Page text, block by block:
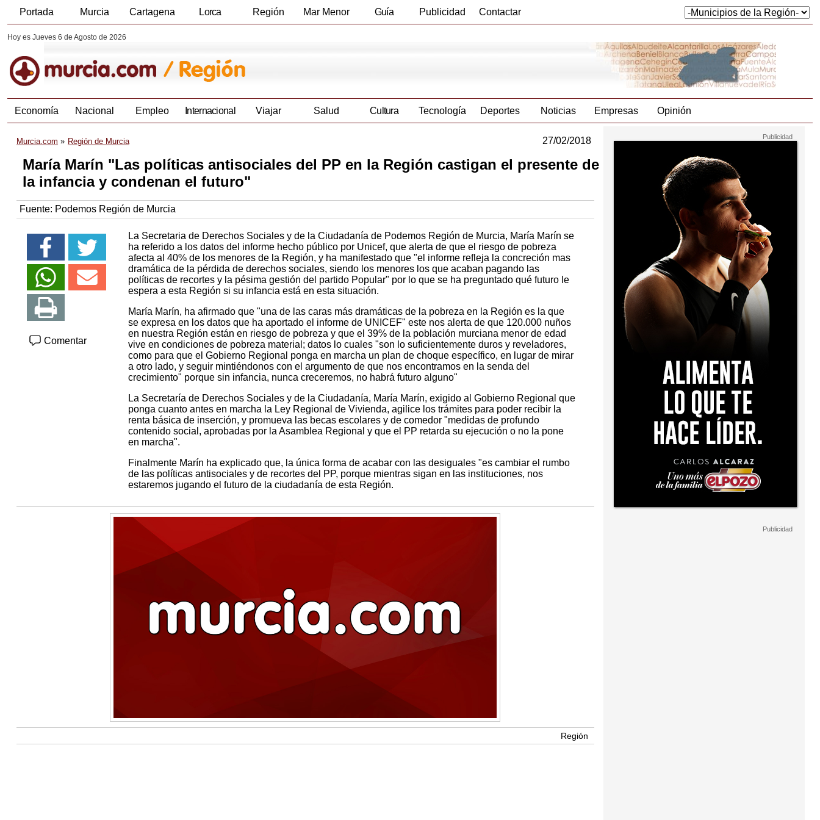
Portada Murcia Cartagena Lorca Región Mar Menor Guía Publicidad Contactar
Hoy es Jueves 6 de Agosto de 2026
Economía Nacional Empleo Internacional Viajar Salud Cultura Tecnología Deportes Noticias Empresas Opinión
Murcia.com Región de Murcia 27/02/2018
María Marín "Las políticas antisociales del PP en la Región castigan el presente de
la infancia y condenan el futuro"
Fuente: Podemos Región de Murcia
Comentar
La Secretaria de Derechos Sociales y de la Ciudadanía de Podemos Región de Murcia, María Marín se
ha referido a los datos del informe hecho público por Unicef, que alerta de que el riesgo de pobreza
afecta al 40% de los menores de la Región, y ha manifestado que "el informe refleja la concreción mas
dramática de la pérdida de derechos sociales, siendo los menores los que acaban pagando las
políticas de recortes y la pésima gestión del partido Popular" por lo que se ha preguntado qué futuro le
espera a esta Región si su infancia está en esta situación.
María Marín, ha afirmado que "una de las caras más dramáticas de la pobreza en la Región es la que
se expresa en los datos que ha aportado el informe de UNICEF" este nos alerta de que 120.000 nuños
en nuestra Región están en riesgo de pobreza y que el 39% de la población murciana menor de edad
vive en condiciones de pobreza material; datos lo cuales "son lo suficientemente duros y reveladores,
como para que el Gobierno Regional ponga en marcha un plan de choque específico, en lugar de mirar
a otro lado, y seguir mintiéndonos con el argumento de que nos encontramos en la senda del
crecimiento" porque sin infancia, nunca creceremos, no habrá futuro alguno"
La Secretaría de Derechos Sociales y de la Ciudadanía, María Marín, exigido al Gobierno Regional que
ponga cuanto antes en marcha la Ley Regional de Vivienda, agilice los trámites para poder recibir la
renta básica de inserción, y promueva las becas escolares y de comedor "medidas de profundo
contenido social, aprobadas por la Asamblea Regional y que el PP retarda su ejecución o no la pone
en marcha".
Finalmente Marín ha explicado que, la única forma de acabar con las desiguales "es cambiar el rumbo
de las políticas antisociales y de recortes del PP, porque mientras sigan en las instituciones, nos
estaremos jugando el futuro de la ciudadanía de esta Región.
Región